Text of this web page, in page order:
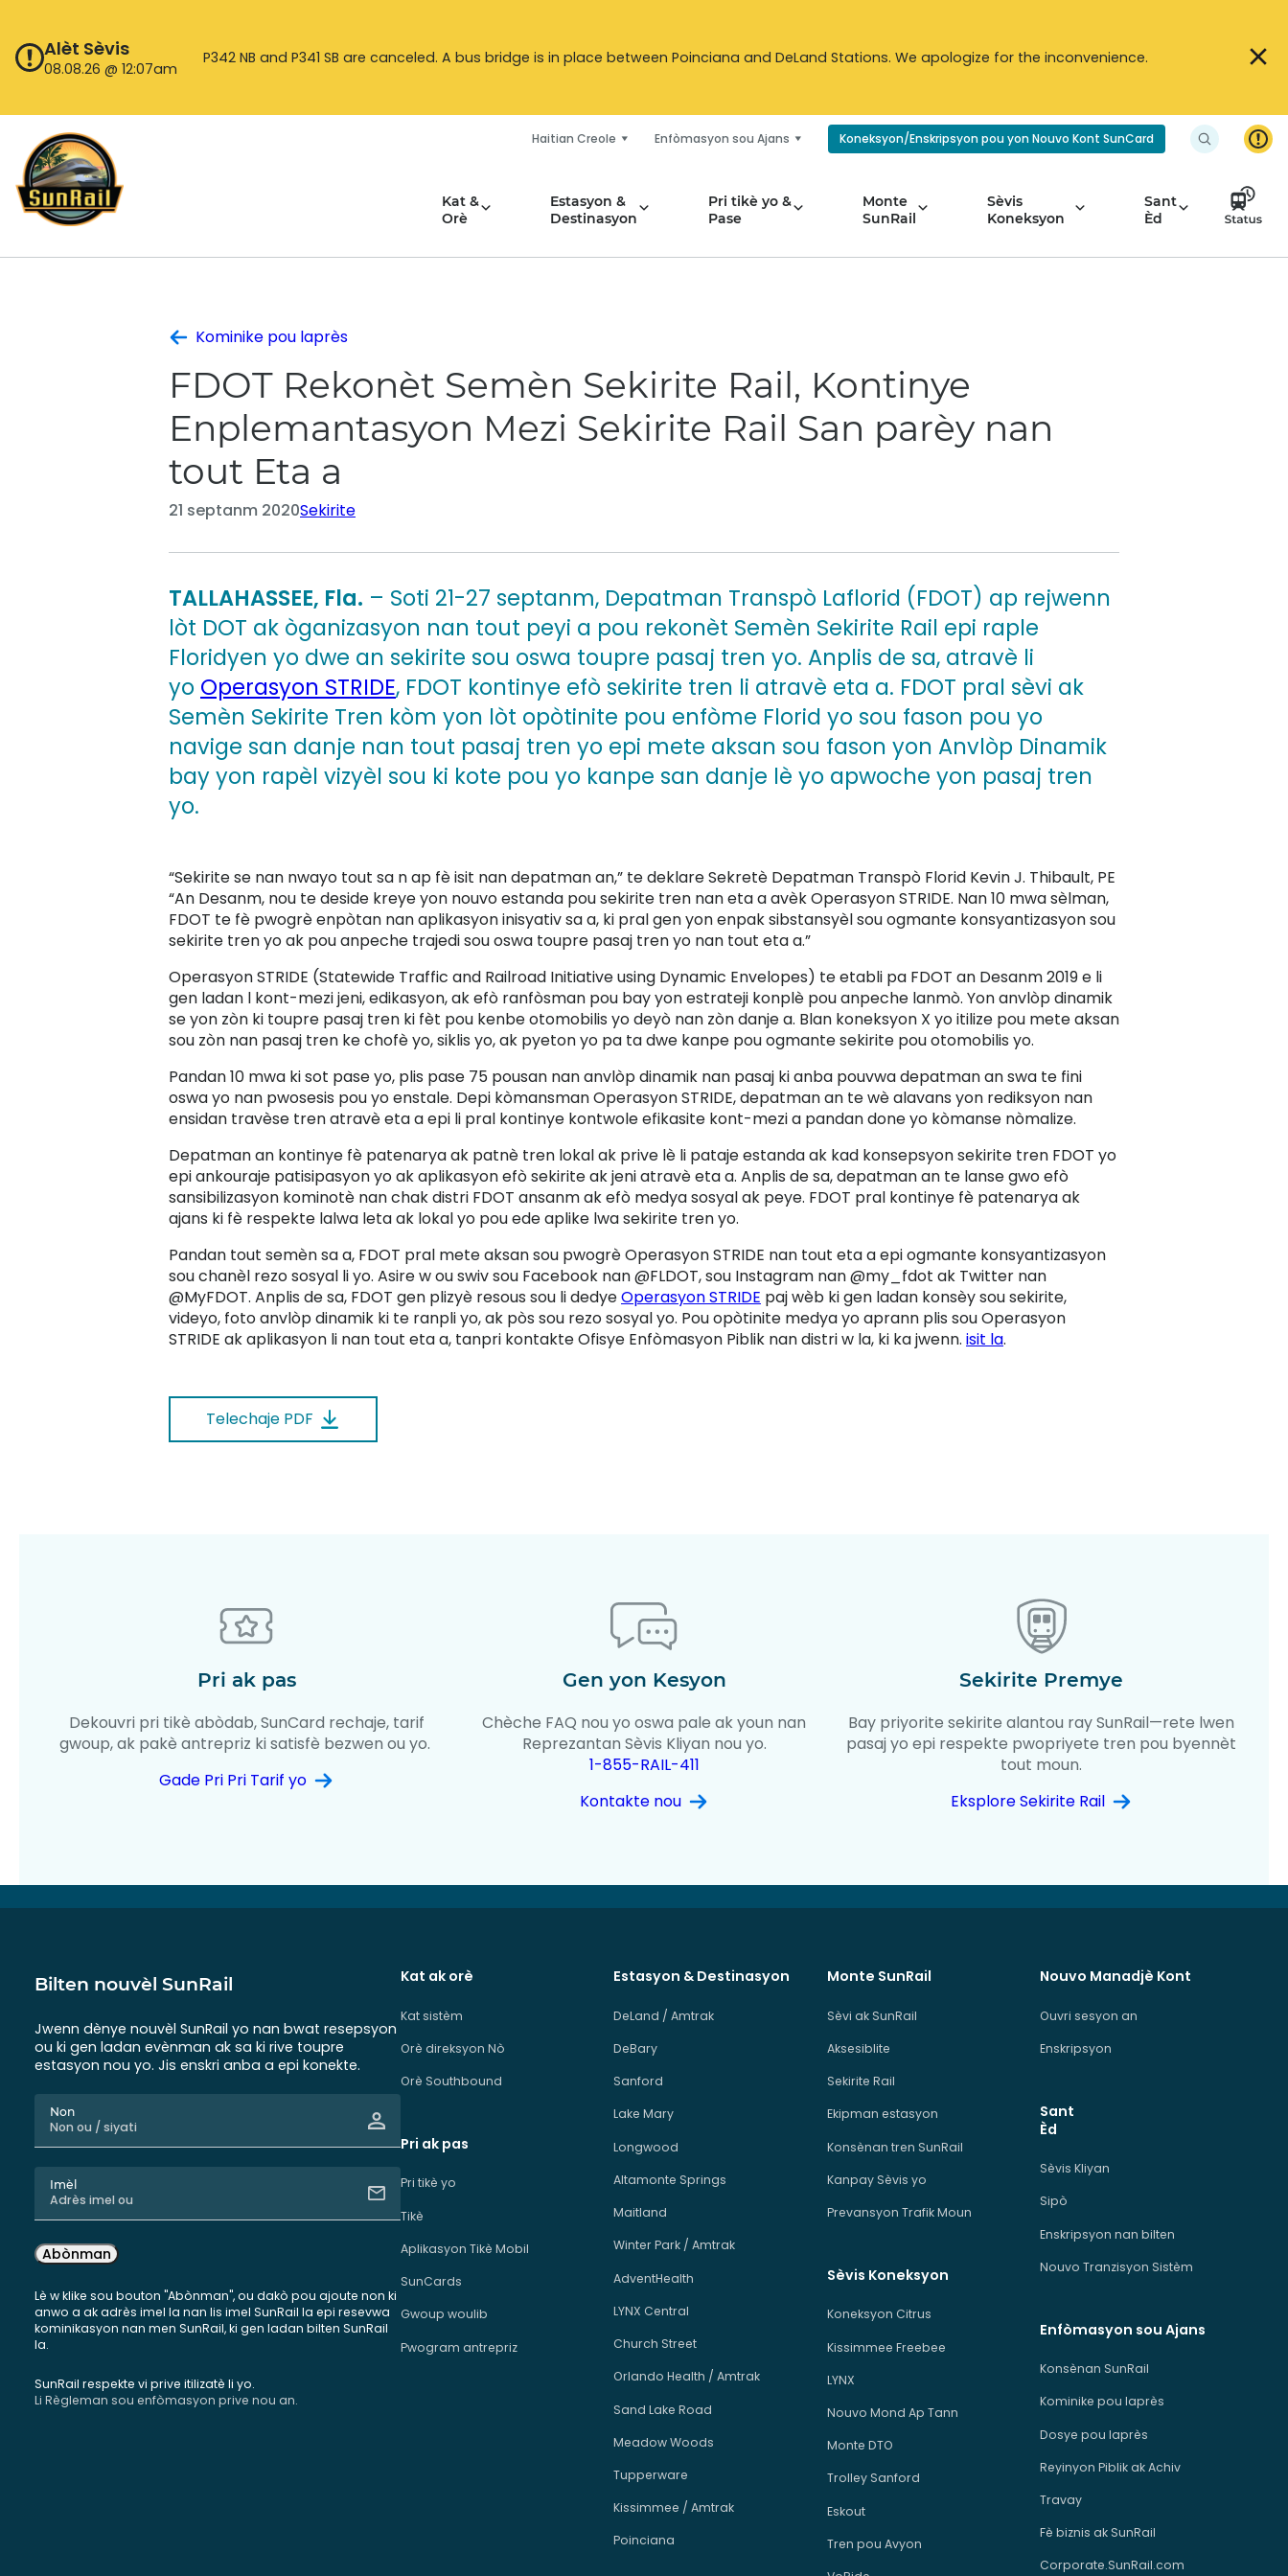
kontniAlèt Sèvis
08.08.26 @ 12:07am
P342 NB and P341 SB are canceled. A bus bridge is in place between Poinciana and DeLand Stations. We apologize for the inconvenience.
Haitian Creole Enfòmasyon sou Ajans Koneksyon/Enskripsyon pou yon Nouvo Kont SunCard
Kat &
Orè
Estasyon &
Destinasyon
Pri tikè yo &
Pase
Monte
SunRail
Sèvis
Koneksyon
Sant
Èd
Kominike pou laprès
FDOT Rekonèt Semèn Sekirite Rail, Kontinye
Enplemantasyon Mezi Sekirite Rail San parèy nan
tout Eta a
21 septanm 2020Sekirite
TALLAHASSEE, Fla. – Soti 21-27 septanm, Depatman Transpò Laflorid (FDOT) ap rejwenn
lòt DOT ak òganizasyon nan tout peyi a pou rekonèt Semèn Sekirite Rail epi raple
Floridyen yo dwe an sekirite sou oswa toupre pasaj tren yo. Anplis de sa, atravè li
yo Operasyon STRIDE, FDOT kontinye efò sekirite tren li atravè eta a. FDOT pral sèvi ak
Semèn Sekirite Tren kòm yon lòt opòtinite pou enfòme Florid yo sou fason pou yo
navige san danje nan tout pasaj tren yo epi mete aksan sou fason yon Anvlòp Dinamik
bay yon rapèl vizyèl sou ki kote pou yo kanpe san danje lè yo apwoche yon pasaj tren
yo.
“Sekirite se nan nwayo tout sa n ap fè isit nan depatman an,” te deklare Sekretè Depatman Transpò Florid Kevin J. Thibault, PE
“An Desanm, nou te deside kreye yon nouvo estanda pou sekirite tren nan eta a avèk Operasyon STRIDE. Nan 10 mwa sèlman,
FDOT te fè pwogrè enpòtan nan aplikasyon inisyativ sa a, ki pral gen yon enpak sibstansyèl sou ogmante konsyantizasyon sou
sekirite tren yo ak pou anpeche trajedi sou oswa toupre pasaj tren yo nan tout eta a.”
Operasyon STRIDE (Statewide Traffic and Railroad Initiative using Dynamic Envelopes) te etabli pa FDOT an Desanm 2019 e li
gen ladan l kont-mezi jeni, edikasyon, ak efò ranfòsman pou bay yon estrateji konplè pou anpeche lanmò. Yon anvlòp dinamik
se yon zòn ki toupre pasaj tren ki fèt pou kenbe otomobilis yo deyò nan zòn danje a. Blan koneksyon X yo itilize pou mete aksan
sou zòn nan pasaj tren ke chofè yo, siklis yo, ak pyeton yo pa ta dwe kanpe pou ogmante sekirite pou otomobilis yo.
Pandan 10 mwa ki sot pase yo, plis pase 75 pousan nan anvlòp dinamik nan pasaj ki anba pouvwa depatman an swa te fini
oswa yo nan pwosesis pou yo enstale. Depi kòmansman Operasyon STRIDE, depatman an te wè alavans yon rediksyon nan
ensidan travèse tren atravè eta a epi li pral kontinye kontwole efikasite kont-mezi a pandan done yo kòmanse nòmalize.
Depatman an kontinye fè patenarya ak patnè tren lokal ak prive lè li pataje estanda ak kad konsepsyon sekirite tren FDOT yo
epi ankouraje patisipasyon yo ak aplikasyon efò sekirite ak jeni atravè eta a. Anplis de sa, depatman an te lanse gwo efò
sansibilizasyon kominotè nan chak distri FDOT ansanm ak efò medya sosyal ak peye. FDOT pral kontinye fè patenarya ak
ajans ki fè respekte lalwa leta ak lokal yo pou ede aplike lwa sekirite tren yo.
Pandan tout semèn sa a, FDOT pral mete aksan sou pwogrè Operasyon STRIDE nan tout eta a epi ogmante konsyantizasyon
sou chanèl rezo sosyal li yo. Asire w ou swiv sou Facebook nan @FLDOT, sou Instagram nan @my_fdot ak Twitter nan
@MyFDOT. Anplis de sa, FDOT gen plizyè resous sou li dedyeOperasyon STRIDE paj wèb ki gen ladan konsèy sou sekirite,
videyo, foto anvlòp dinamik ki te ranpli yo, ak pòs sou rezo sosyal yo. Pou opòtinite medya yo aprann plis sou Operasyon
STRIDE ak aplikasyon li nan tout eta a, tanpri kontakte Ofisye Enfòmasyon Piblik nan distri w la, ki ka jwenn. isit la.
Telechaje PDF
Pri ak pas
Dekouvri pri tikè abòdab, SunCard rechaje, tarif
gwoup, ak pakè antrepriz ki satisfè bezwen ou yo.
Gade Pri Pri Tarif yo
Gen yon Kesyon
Chèche FAQ nou yo oswa pale ak youn nan
Reprezantan Sèvis Kliyan nou yo.
1-855-RAIL-411
Kontakte nou
Sekirite Premye
Bay priyorite sekirite alantou ray SunRail—rete lwen
pasaj yo epi respekte pwopriyete tren pou byennèt
tout moun.
Eksplore Sekirite Rail
Bilten nouvèl SunRail
Jwenn dènye nouvèl SunRail yo nan bwat resepsyon
ou ki gen ladan evènman ak sa ki rive toupre
estasyon nou yo. Jis enskri anba a epi konekte.
Non
Imèl
Abònman
Lè w klike sou bouton "Abònman", ou dakò pou ajoute non ki
anwo a ak adrès imel la nan lis imel SunRail la epi resevwa
kominikasyon nan men SunRail, ki gen ladan bilten SunRail
la.
SunRail respekte vi prive itilizatè li yo.
Li Règleman sou enfòmasyon prive nou an.
Kat ak orè
Kat sistèm
Orè direksyon Nò
Orè Southbound
Pri ak pas
Pri tikè yo
Tikè
Aplikasyon Tikè Mobil
SunCards
Gwoup woulib
Pwogram antrepriz
Estasyon & Destinasyon
DeLand / Amtrak
DeBary
Sanford
Lake Mary
Longwood
Altamonte Springs
Maitland
Winter Park / Amtrak
AdventHealth
LYNX Central
Church Street
Orlando Health / Amtrak
Sand Lake Road
Meadow Woods
Tupperware
Kissimmee / Amtrak
Poinciana
Monte SunRail
Sèvi ak SunRail
Aksesiblite
Sekirite Rail
Ekipman estasyon
Konsènan tren SunRail
Kanpay Sèvis yo
Prevansyon Trafik Moun
Sèvis Koneksyon
Koneksyon Citrus
Kissimmee Freebee
LYNX
Nouvo Mond Ap Tann
Monte DTO
Trolley Sanford
Eskout
Tren pou Avyon
Nouvo Manadjè Kont
Ouvri sesyon an
Enskripsyon
Sant
Èd
Sèvis Kliyan
Sipò
Enskripsyon nan bilten
Nouvo Tranzisyon Sistèm
Enfòmasyon sou Ajans
Konsènan SunRail
Kominike pou laprès
Dosye pou laprès
Reyinyon Piblik ak Achiv
Travay
Fè biznis ak SunRail
Corporate.SunRail.com